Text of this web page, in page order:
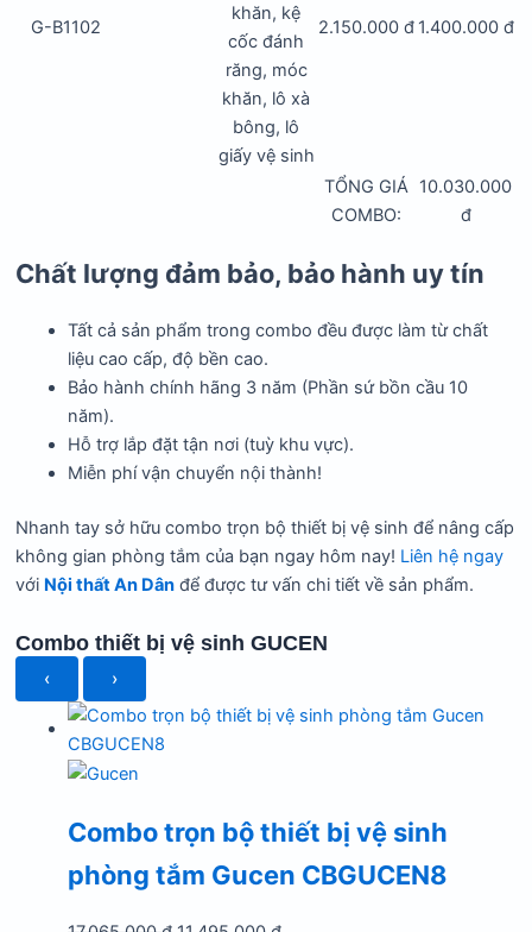
G-B1102
khăn, kệ
cốc đánh
răng, móc
khăn, lô xà
bông, lô
giấy vệ sinh
2.150.000 đ 1.400.000 đ
TỔNG GIÁ
COMBO:
10.030.000
đ
Chất lượng đảm bảo, bảo hành uy tín
Tất cả sản phẩm trong combo đều được làm từ chất
liệu cao cấp, độ bền cao.
Bảo hành chính hãng 3 năm (Phần sứ bồn cầu 10
năm).
Hỗ trợ lắp đặt tận nơi (tuỳ khu vực).
Miễn phí vận chuyển nội thành!
Nhanh tay sở hữu combo trọn bộ thiết bị vệ sinh để nâng cấp
không gian phòng tắm của bạn ngay hôm nay! Liên hệ ngay
với Nội thất An Dân để được tư vấn chi tiết về sản phẩm.
Combo thiết bị vệ sinh GUCEN
‹ ›
Combo trọn bộ thiết bị vệ sinh
phòng tắm Gucen CBGUCEN8